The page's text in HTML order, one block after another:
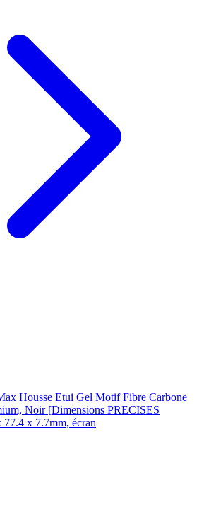
Housse Etui Gel Motif Fibre Carbone
Noir [Dimensions PRECISES
77.4 x 7.7mm, écran